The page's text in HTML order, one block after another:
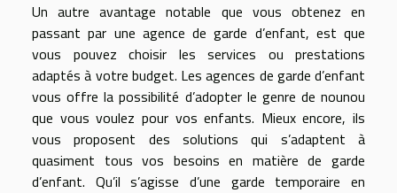
Un autre avantage notable que vous obtenez en
passant par une agence de garde d’enfant, est que
vous pouvez choisir les services ou prestations
adaptés à votre budget. Les agences de garde d’enfant
vous offre la possibilité d’adopter le genre de nounou
que vous voulez pour vos enfants. Mieux encore, ils
vous proposent des solutions qui s’adaptent à
quasiment tous vos besoins en matière de garde
d’enfant. Qu’il s’agisse d’une garde temporaire en